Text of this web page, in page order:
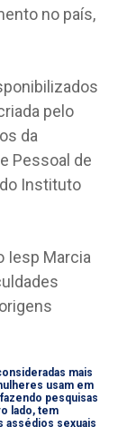
no país,
pelo
da
Pessoal de
Instituto
Iesp Marcia
mais
usam em
pesquisas
lado, tem
assédios sexuais